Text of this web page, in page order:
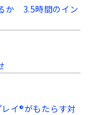
か 3.5時間のイン
イ®がもたらす対